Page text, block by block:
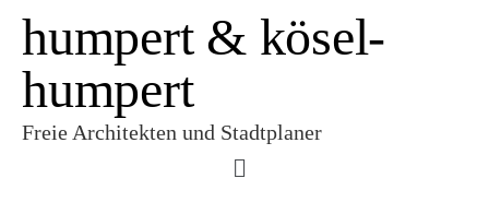
humpert & kösel-
humpert
Freie Architekten und Stadtplaner